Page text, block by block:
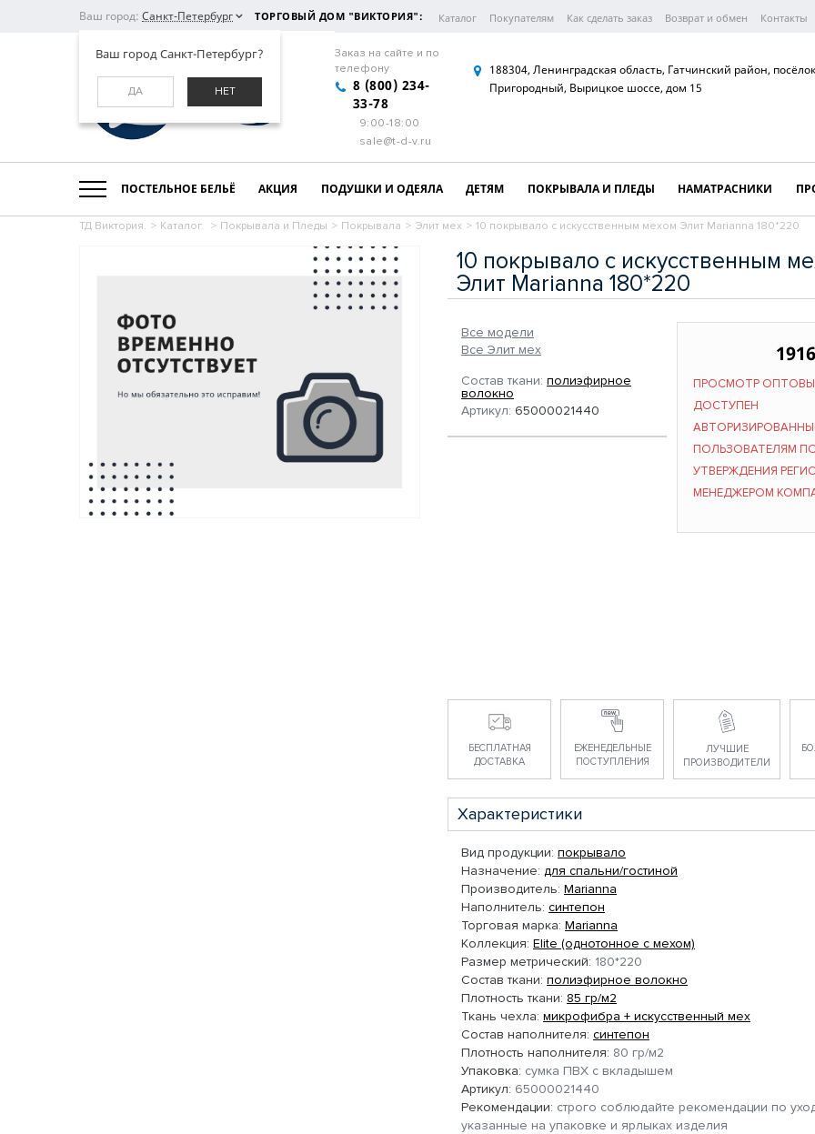
Ваш город: Санкт-Петербург
Ваш город Санкт-Петербург?
ДА НЕТ
ТОРГОВЫЙ ДОМ "ВИКТОРИЯ": Каталог Покупателям Как сделать заказ Возврат и обмен Контакты
Заказ на сайте и по
телефону
8 (800) 234-
33-78
9:00-18:00
sale@t-d-v.ru
188304, Ленинградская область, Гатчинский район, посёлок
Пригородный, Вырицкое шоссе, дом 15
ПОСТЕЛЬНОЕ БЕЛЬЁ АКЦИЯ ПОДУШКИ И ОДЕЯЛА ДЕТЯМ ПОКРЫВАЛА И ПЛЕДЫ НАМАТРАСНИКИ
ТД Виктория. > Каталог. > Покрывала и Пледы > Покрывала > Элит мех > 10 покрывало с искусственным мехом Элит Marianna 180*220
10 покрывало с искусственным
Элит Marianna 180*220
Все модели
Все Элит мех
Состав ткани: полиэфирное
волокно
Артикул: 65000021440
ПРОСМОТР
ДОСТУПЕН
ПОЛЬЗОВАТЕЛЯМ
УТВЕРЖДЕНИЯ
МЕНЕДЖЕРОМ
БЕСПЛАТНАЯ
ДОСТАВКА
ЕЖЕНЕДЕЛЬНЫЕ
ПОСТУПЛЕНИЯ
ЛУЧШИЕ
ПРОИЗВОДИТЕЛИ
Характеристики
Вид продукции: покрывало
Назначение: для спальни/гостиной
Производитель: Marianna
Наполнитель: синтепон
Торговая марка: Marianna
Коллекция: Elite (однотонное с мехом)
Размер метрический: 180*220
Состав ткани: полиэфирное волокно
Плотность ткани: 85 гр/м2
Ткань чехла: микрофибра + искусственный мех
Состав наполнителя: синтепон
Плотность наполнителя: 80 гр/м2
Упаковка: сумка ПВХ с вкладышем
Артикул: 65000021440
Рекомендации: строго соблюдайте рекомендации по
указанные на упаковке и ярлыках изделия